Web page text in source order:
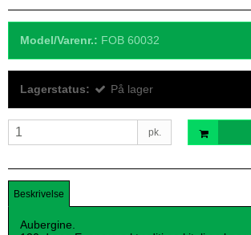
Model/Varenr.: FOB 60032
Lagerstatus: På lager
pk.
Beskrivelse
Aubergine.